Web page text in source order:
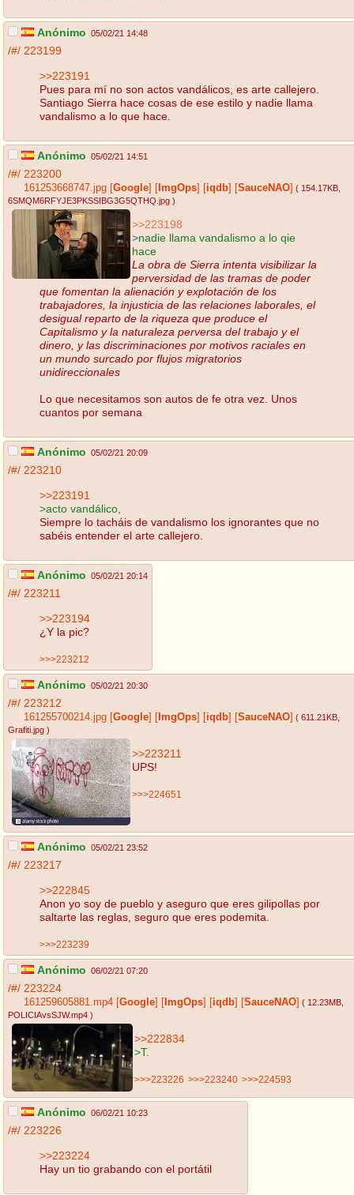
Anónimo 05/02/21 14:48
/#/ 223199
>>223191
Pues para mí no son actos vandálicos, es arte callejero.
Santiago Sierra hace cosas de ese estilo y nadie llama
vandalismo a lo que hace.
Anónimo 05/02/21 14:51
/#/ 223200
161253668747.jpg Google ImgOps iqdb SauceNAO ( 154.17KB
6SMQM6RFYJE3PKSSIBG3G5QTHQ.jpg )
>>223198
>nadie llama vandalismo a lo qie
hace
La obra de Sierra intenta visibilizar la
perversidad de las tramas de poder
que fomentan la alienación y explotación de los
trabajadores, la injusticia de las relaciones laborales, el
desigual reparto de la riqueza que produce el
Capitalismo y la naturaleza perversa del trabajo y el
dinero, y las discriminaciones por motivos raciales en
un mundo surcado por flujos migratorios
unidireccionales
Lo que necesitamos son autos de fe otra vez. Unos
cuantos por semana
Anónimo 05/02/21 20:09
/#/ 223210
>>223191
>acto vandálico,
Siempre lo tacháis de vandalismo los ignorantes que no
sabéis entender el arte callejero.
Anónimo 05/02/21 20:14
/#/ 223211
>>223194
¿Y la pic?
>>>223212
Anónimo 05/02/21 20:30
/#/ 223212
161255700214.jpg Google ImgOps iqdb SauceNAO ( 611.21KB
Grafiti.jpg )
>>223211
UPS!
>>>224651
Anónimo 05/02/21 23:52
/#/ 223217
>>222845
Anon yo soy de pueblo y aseguro que eres gilipollas por
saltarte las reglas, seguro que eres podemita.
>>>223239
Anónimo 06/02/21 07:20
/#/ 223224
161259605881.mp4 Google ImgOps iqdb SauceNAO ( 12.23MB
POLICIAvsSJW.mp4 )
>>222834
>T.
>>>223226 >>>223240 >>>224593
Anónimo 06/02/21 10:23
/#/ 223226
>>223224
Hay un tio grabando con el portátil